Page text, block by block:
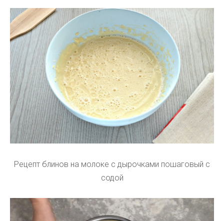
Рецепт блинов на молоке с дырочками пошаговый с
содой